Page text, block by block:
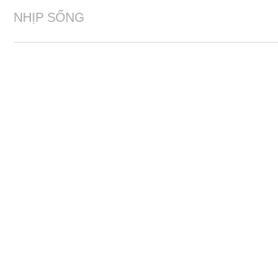
NHỊP SỐNG